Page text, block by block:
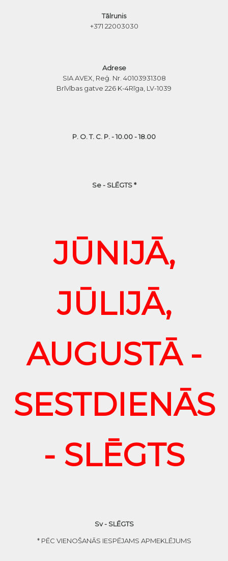
Tālrunis
+371 22003030
Adrese
SIA AVEX, Reģ. Nr. 40103931308
Brīvības gatve 226 K-4Rīga, LV-1039
P. O. T. C. P. - 10.00 - 18.00
Se - SLĒGTS *
JŪNIJĀ,
JŪLIJĀ,
AUGUSTĀ -
SESTDIENĀS
- SLĒGTS
Sv - SLĒGTS
* PĒC VIENOŠANĀS IESPĒJAMS APMEKLĒJUMS